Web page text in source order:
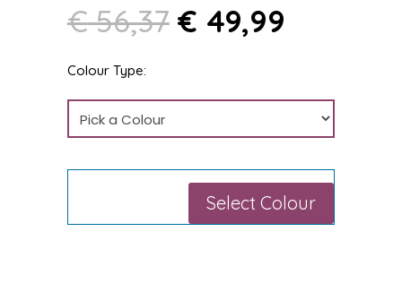
€56,37 Oorspronkelijke
prijs
€ 49,99
Colour Type:
Select Colour